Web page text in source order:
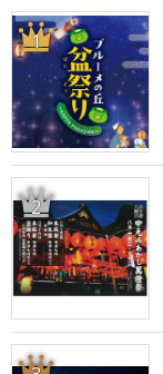
1
2